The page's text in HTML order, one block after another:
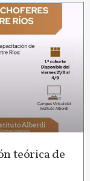
teórica de